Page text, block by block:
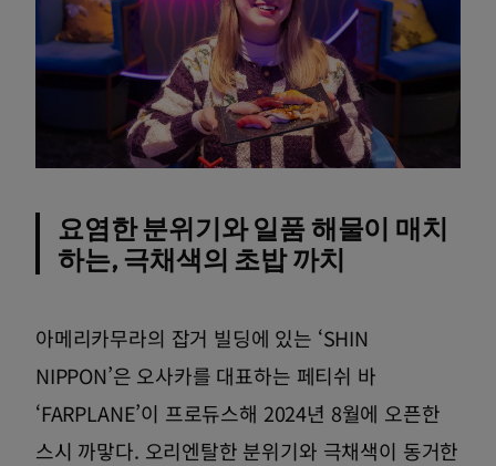
요염한 분위기와 일품 해물이 매치
하는, 극채색의 초밥 까치
아메리카무라의 잡거 빌딩에 있는 ‘SHIN
NIPPON’은 오사카를 대표하는 페티쉬 바
‘FARPLANE’이 프로듀스해 2024년 8월에 오픈한
스시 까맣다. 오리엔탈한 분위기와 극채색이 동거한